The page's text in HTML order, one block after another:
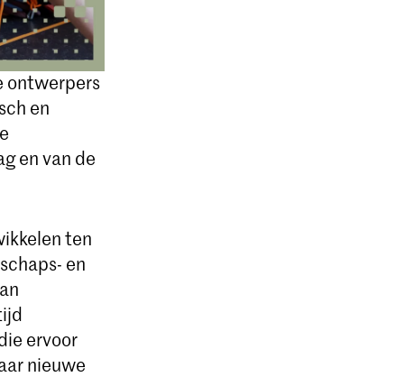
gedrag
ontwerpers
en
en van de
ten
en
ervoor
nieuwe